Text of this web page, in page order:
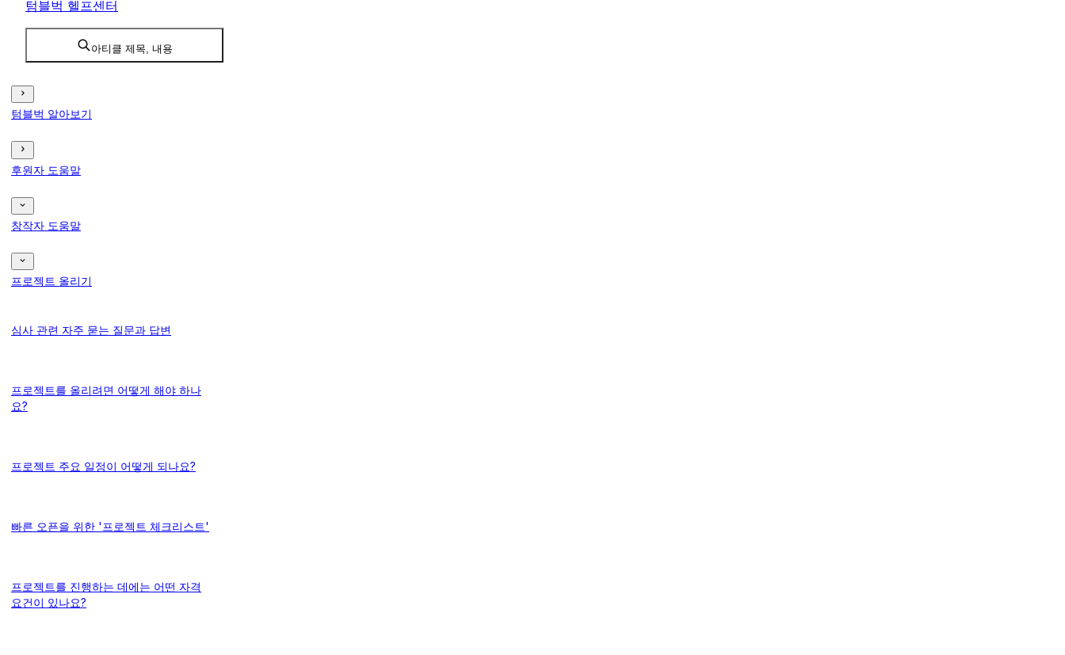
텀블벅 헬프센터
아티클 제목, 내용
텀블벅 알아보기
후원자 도움말
창작자 도움말
프로젝트 올리기
심사 관련 자주 묻는 질문과 답변
프로젝트를 올리려면 어떻게 해야 하나
요?
프로젝트 주요 일정이 어떻게 되나요?
빠른 오픈을 위한 '프로젝트 체크리스트'
프로젝트를 진행하는 데에는 어떤 자격
요건이 있나요?